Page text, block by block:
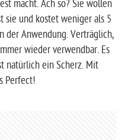
macht. Ach so? Sie wollen
sie und kostet weniger als 5
der Anwendung. Verträglich,
wieder verwendbar. Es
natürlich ein Scherz. Mit
Perfect!